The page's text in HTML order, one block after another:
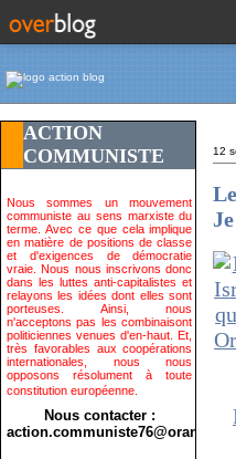
ACTION
COMMUNISTE
Nous sommes un mouvement
communiste au sens marxiste du
terme. Avec ce que cela implique
en matière de positions de classe
et d'exigences de démocratie
vraie. Nous nous inscrivons donc
dans les luttes anti-capitalistes et
relayons les idées dont elles sont
porteuses. Ainsi, nous
n'acceptons pas les combinaisont
politiciennes venues d'en-haut. Et,
très favorables aux coopérations
internationales, nous nous
opposons résolument à toute
constitution européenne.
Nous contacter :
12